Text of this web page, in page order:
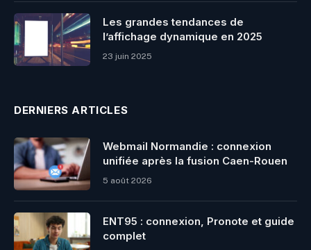
Les grandes tendances de
l’affichage dynamique en 2025
23 juin 2025
DERNIERS ARTICLES
Webmail Normandie : connexion
unifiée après la fusion Caen-Rouen
5 août 2026
ENT95 : connexion, Pronote et guide
complet